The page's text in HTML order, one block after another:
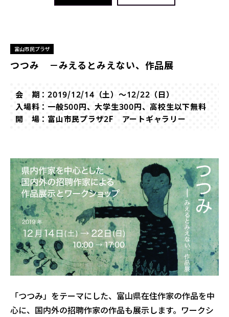
つつみ －みえるとみえない、作品展
富山市民プラザ
会 期：2019/12/14（土）～12/22（日）
入場料：一般500円、大学生300円、高校生以下無料
開 場：富山市民プラザ2F アートギャラリー
「つつみ」をテーマにした、富山県在住作家の作品を中
心に、国内外の招聘作家の作品も展示します。ワークシ